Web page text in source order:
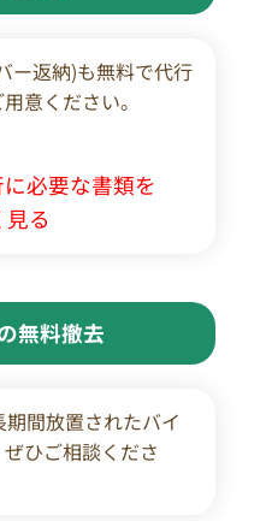
ー返納)も無料で代行
意ください。
必要な書類を
る
無料撤去
間放置されたバイ
ひご相談くださ